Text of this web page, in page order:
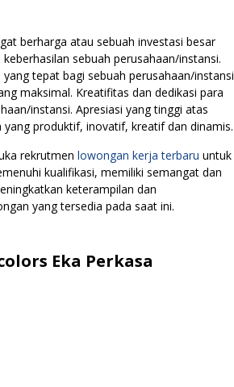
berharga atau sebuah investasi besar
sebuah perusahaan/instansi.
tepat bagi sebuah perusahaan/instansi
maksimal. Kreatifitas dan dedikasi para
instansi. Apresiasi yang tinggi atas
produktif, inovatif, kreatif dan dinamis.
rekrutmen lowongan kerja terbaru untuk
kualifikasi, memiliki semangat dan
keterampilan dan
yang tersedia pada saat ini.
Eka Perkasa